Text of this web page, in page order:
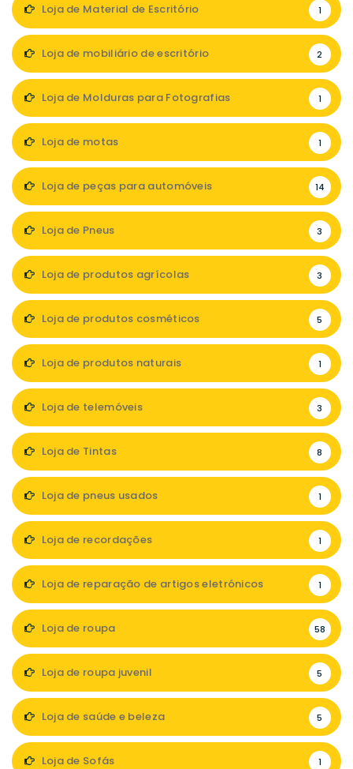
Loja de Material de Escritório 1
Loja de mobiliário de escritório 2
Loja de Molduras para Fotografias 1
Loja de motas 1
Loja de peças para automóveis 14
Loja de Pneus 3
Loja de produtos agrícolas 3
Loja de produtos cosméticos 5
Loja de produtos naturais 1
Loja de telemóveis 3
Loja de Tintas 8
Loja de pneus usados 1
Loja de recordações 1
Loja de reparação de artigos eletrónicos 1
Loja de roupa 58
Loja de roupa juvenil 5
Loja de saúde e beleza 5
Loja de Sofás 1